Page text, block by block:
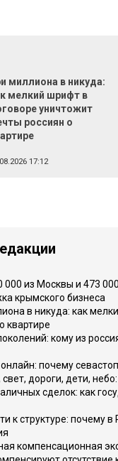
миллиона в никуда:
мелкий шрифт в
уничтожит
россиян о
17:12
000 из Москвы и 473
крымского бизнеса
в никуда: как
квартире
кому из
онлайн: почему
дороги, дети,
сделок: как
к структуре: почему
компенсационная